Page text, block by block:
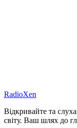
RadioXen
Відкривайте та
світу. Ваш шлях до